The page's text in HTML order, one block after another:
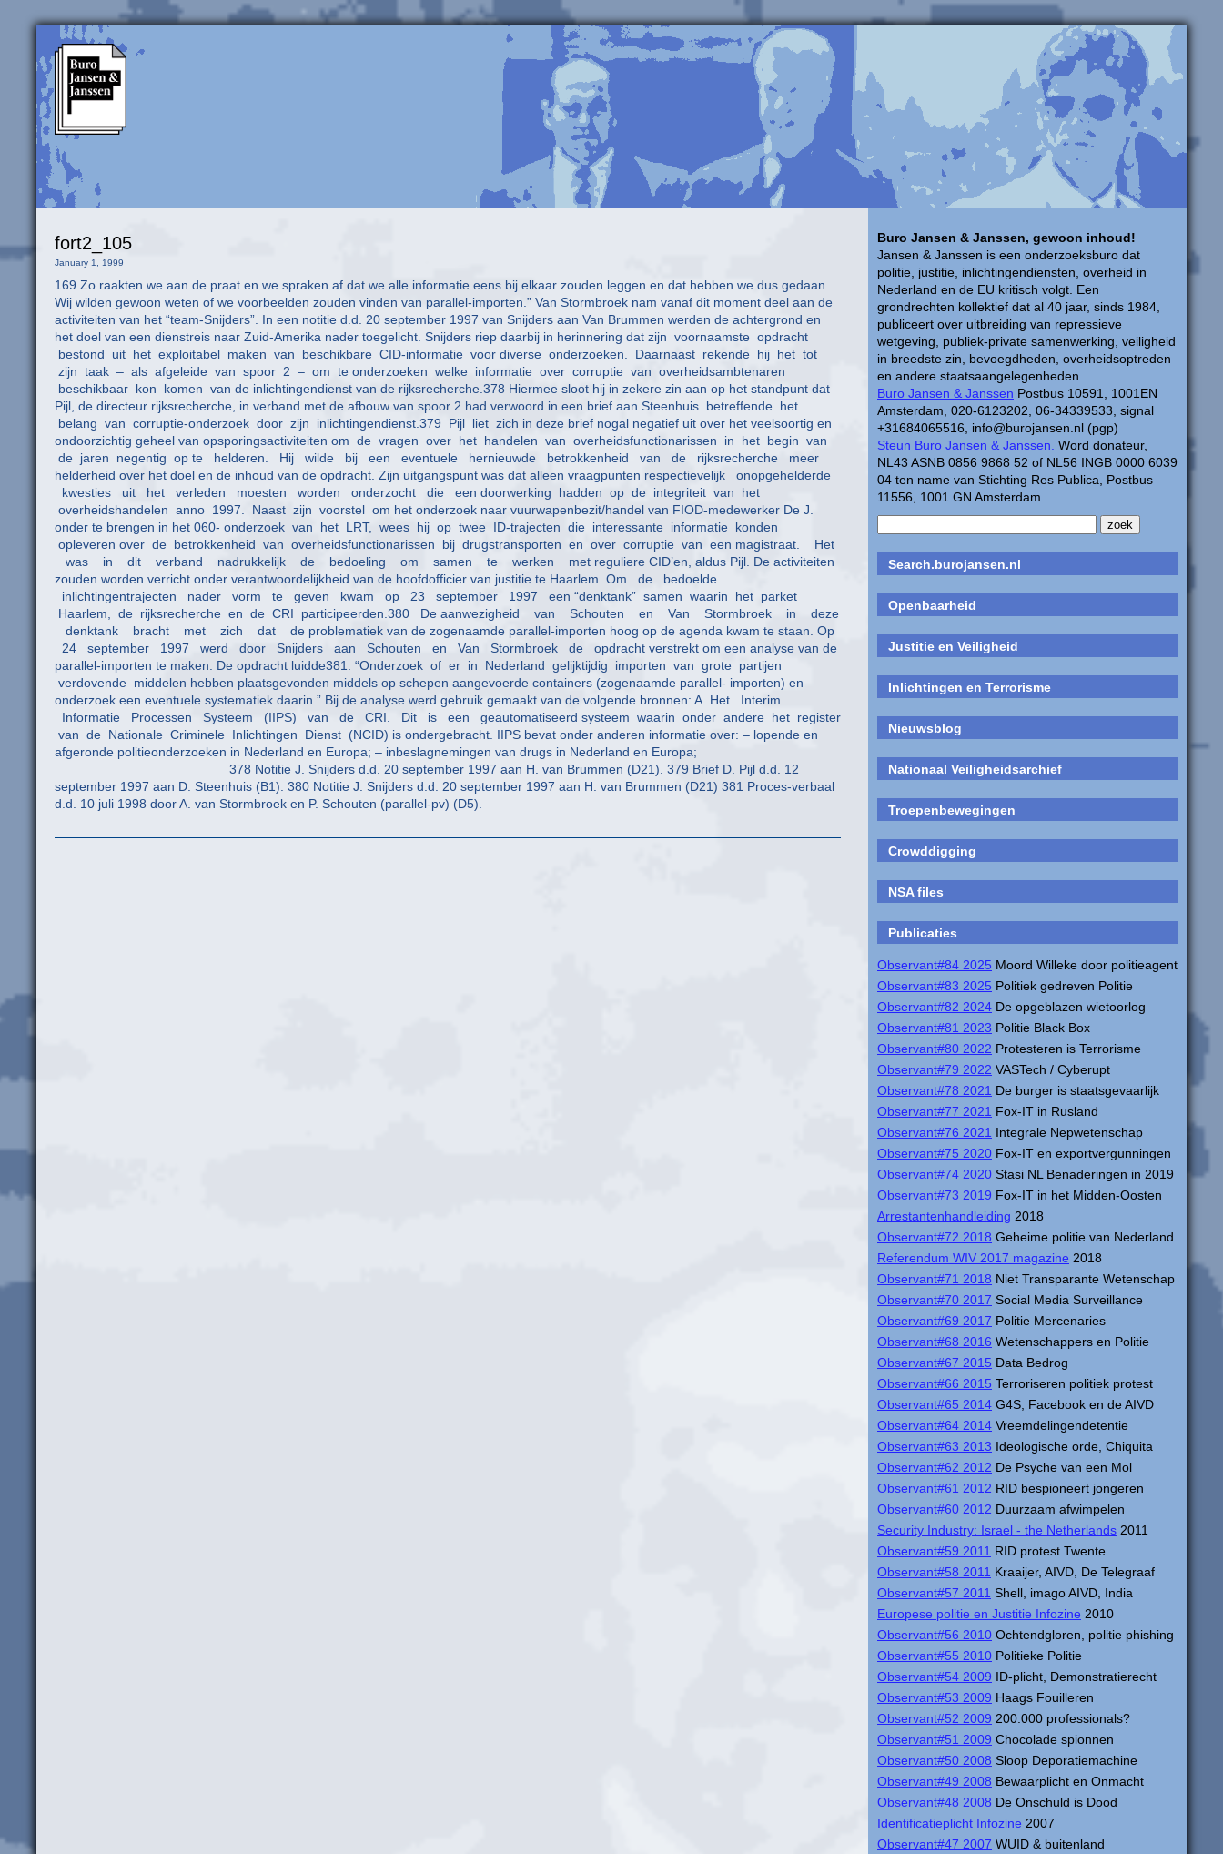
Buro Jansen & Janssen, gewoon inhoud!
Jansen & Janssen is een onderzoeksburo dat
politie, justitie, inlichtingendiensten, overheid in
Nederland en de EU kritisch volgt. Een
grondrechten kollektief dat al 40 jaar, sinds 1984,
publiceert over uitbreiding van repressieve
wetgeving, publiek-private samenwerking, veiligheid
in breedste zin, bevoegdheden, overheidsoptreden
en andere staatsaangelegenheden.
Buro Jansen & Janssen Postbus 10591, 1001EN
Amsterdam, 020-6123202, 06-34339533, signal
+31684065516, info@burojansen.nl (pgp)
Steun Buro Jansen & Janssen. Word donateur,
NL43 ASNB 0856 9868 52 of NL56 INGB 0000 6039
04 ten name van Stichting Res Publica, Postbus
11556, 1001 GN Amsterdam.
Search.burojansen.nl
Openbaarheid
Justitie en Veiligheid
Inlichtingen en Terrorisme
Nieuwsblog
Nationaal Veiligheidsarchief
Troepenbewegingen
Crowddigging
NSA files
Publicaties
Observant#84 2025 Moord Willeke door politieagent
Observant#83 2025 Politiek gedreven Politie
Observant#82 2024 De opgeblazen wietoorlog
Observant#81 2023 Politie Black Box
Observant#80 2022 Protesteren is Terrorisme
Observant#79 2022 VASTech / Cyberupt
Observant#78 2021 De burger is staatsgevaarlijk
Observant#77 2021 Fox-IT in Rusland
Observant#76 2021 Integrale Nepwetenschap
Observant#75 2020 Fox-IT en exportvergunningen
Observant#74 2020 Stasi NL Benaderingen in 2019
Observant#73 2019 Fox-IT in het Midden-Oosten
Arrestantenhandleiding 2018
Observant#72 2018 Geheime politie van Nederland
Referendum WIV 2017 magazine 2018
Observant#71 2018 Niet Transparante Wetenschap
Observant#70 2017 Social Media Surveillance
Observant#69 2017 Politie Mercenaries
Observant#68 2016 Wetenschappers en Politie
Observant#67 2015 Data Bedrog
Observant#66 2015 Terroriseren politiek protest
Observant#65 2014 G4S, Facebook en de AIVD
Observant#64 2014 Vreemdelingendetentie
Observant#63 2013 Ideologische orde, Chiquita
Observant#62 2012 De Psyche van een Mol
Observant#61 2012 RID bespioneert jongeren
Observant#60 2012 Duurzaam afwimpelen
Security Industry: Israel - the Netherlands 2011
Observant#59 2011 RID protest Twente
Observant#58 2011 Kraaijer, AIVD, De Telegraaf
Observant#57 2011 Shell, imago AIVD, India
Europese politie en Justitie Infozine 2010
Observant#56 2010 Ochtendgloren, politie phishing
Observant#55 2010 Politieke Politie
Observant#54 2009 ID-plicht, Demonstratierecht
Observant#53 2009 Haags Fouilleren
Observant#52 2009 200.000 professionals?
Observant#51 2009 Chocolade spionnen
Observant#50 2008 Sloop Deporatiemachine
Observant#49 2008 Bewaarplicht en Onmacht
Observant#48 2008 De Onschuld is Dood
Identificatieplicht Infozine 2007
Observant#47 2007 WUID & buitenland
fort2_105
January 1, 1999
169 Zo raakten we aan de praat en we spraken af dat we alle informatie eens bij elkaar zouden leggen en dat hebben we dus gedaan.
Wij wilden gewoon weten of we voorbeelden zouden vinden van parallel-importen.” Van Stormbroek nam vanaf dit moment deel aan de
activiteiten van het “team-Snijders”. In een notitie d.d. 20 september 1997 van Snijders aan Van Brummen werden de achtergrond en
het doel van een dienstreis naar Zuid-Amerika nader toegelicht. Snijders riep daarbij in herinnering dat zijn voornaamste opdracht
bestond uit het exploitabel maken van beschikbare CID-informatie voor diverse onderzoeken. Daarnaast rekende hij het tot
zijn taak – als afgeleide van spoor 2 – om te onderzoeken welke informatie over corruptie van overheidsambtenaren
beschikbaar kon komen van de inlichtingendienst van de rijksrecherche.378 Hiermee sloot hij in zekere zin aan op het standpunt dat
Pijl, de directeur rijksrecherche, in verband met de afbouw van spoor 2 had verwoord in een brief aan Steenhuis betreffende het
belang van corruptie-onderzoek door zijn inlichtingendienst.379 Pijl liet zich in deze brief nogal negatief uit over het veelsoortig en
ondoorzichtig geheel van opsporingsactiviteiten om de vragen over het handelen van overheidsfunctionarissen in het begin van
de jaren negentig op te helderen. Hij wilde bij een eventuele hernieuwde betrokkenheid van de rijksrecherche meer
helderheid over het doel en de inhoud van de opdracht. Zijn uitgangspunt was dat alleen vraagpunten respectievelijk onopgehelderde
kwesties uit het verleden moesten worden onderzocht die een doorwerking hadden op de integriteit van het
overheidshandelen anno 1997. Naast zijn voorstel om het onderzoek naar vuurwapenbezit/handel van FIOD-medewerker De J.
onder te brengen in het 060- onderzoek van het LRT, wees hij op twee ID-trajecten die interessante informatie konden
opleveren over de betrokkenheid van overheidsfunctionarissen bij drugstransporten en over corruptie van een magistraat. Het
was in dit verband nadrukkelijk de bedoeling om samen te werken met reguliere CID’en, aldus Pijl. De activiteiten
zouden worden verricht onder verantwoordelijkheid van de hoofdofficier van justitie te Haarlem. Om de bedoelde
inlichtingentrajecten nader vorm te geven kwam op 23 september 1997 een “denktank” samen waarin het parket
Haarlem, de rijksrecherche en de CRI participeerden.380 De aanwezigheid van Schouten en Van Stormbroek in deze
denktank bracht met zich dat de problematiek van de zogenaamde parallel-importen hoog op de agenda kwam te staan. Op
24 september 1997 werd door Snijders aan Schouten en Van Stormbroek de opdracht verstrekt om een analyse van de
parallel-importen te maken. De opdracht luidde381: “Onderzoek of er in Nederland gelijktijdig importen van grote partijen
verdovende middelen hebben plaatsgevonden middels op schepen aangevoerde containers (zogenaamde parallel- importen) en
onderzoek een eventuele systematiek daarin.” Bij de analyse werd gebruik gemaakt van de volgende bronnen: A. Het Interim
Informatie Processen Systeem (IIPS) van de CRI. Dit is een geautomatiseerd systeem waarin onder andere het register
van de Nationale Criminele Inlichtingen Dienst (NCID) is ondergebracht. IIPS bevat onder anderen informatie over: – lopende en
afgeronde politieonderzoeken in Nederland en Europa; – inbeslagnemingen van drugs in Nederland en Europa;
378 Notitie J. Snijders d.d. 20 september 1997 aan H. van Brummen (D21). 379 Brief D. Pijl d.d. 12
september 1997 aan D. Steenhuis (B1). 380 Notitie J. Snijders d.d. 20 september 1997 aan H. van Brummen (D21) 381 Proces-verbaal
d.d. 10 juli 1998 door A. van Stormbroek en P. Schouten (parallel-pv) (D5).